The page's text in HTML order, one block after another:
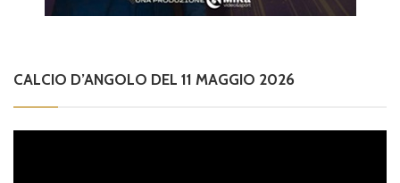
CALCIO D’ANGOLO DEL 11 MAGGIO 2026